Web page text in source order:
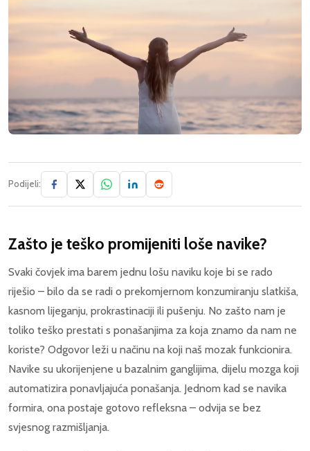
Podijeli:
Zašto je teško promijeniti loše navike?
Svaki čovjek ima barem jednu lošu naviku koje bi se rado
riješio – bilo da se radi o prekomjernom konzumiranju slatkiša,
kasnom lijeganju, prokrastinaciji ili pušenju. No zašto nam je
toliko teško prestati s ponašanjima za koja znamo da nam ne
koriste? Odgovor leži u načinu na koji naš mozak funkcionira.
Navike su ukorijenjene u bazalnim ganglijima, dijelu mozga koji
automatizira ponavljajuća ponašanja. Jednom kad se navika
formira, ona postaje gotovo refleksna – odvija se bez
svjesnog razmišljanja.